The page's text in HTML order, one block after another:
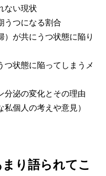
ない現状
うつになる割合
が共にうつ状態に陥り
つ状態に陥ってしまうメ
分泌の変化とその理由
個人の考えや意見）
り語られてこ